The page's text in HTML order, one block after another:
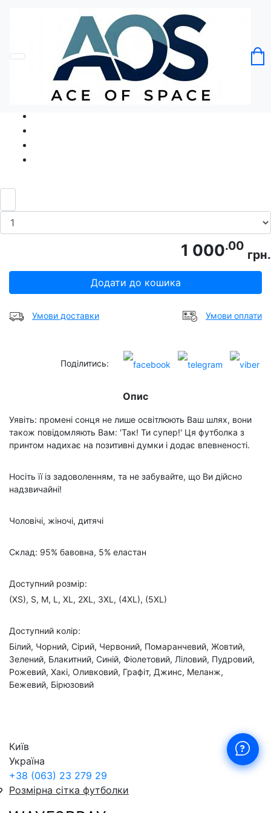
Без категорії
Футболка ОК Сонце на позитиві
Код товару: Ace5057
1 000.00
грн.
Додати до кошика
Умови доставки Умови оплати
Поділитись:
Опис
Уявіть: промені сонця не лише освітлюють Ваш шлях, вони
також повідомляють Вам: 'Так! Ти супер!' Ця футболка з
принтом надихає на позитивні думки і додає впевненості.
Носіть її із задоволенням, та не забувайте, що Ви дійсно
надзвичайні!
Чоловічі, жіночі, дитячі
Склад: 95% бавовна, 5% еластан
Доступний розмір:
(XS), S, M, L, XL, 2XL, 3XL, (4XL), (5XL)
Доступний колір:
Білий, Чорний, Сірий, Червоний, Помаранчевий, Жовтий,
Зелений, Блакитний, Синій, Фіолетовий, Ліловий, Пудровий,
Рожевий, Хакі, Оливковий, Графіт, Джинс, Меланж,
Бежевий, Бірюзовий
Київ
Україна
+38 (063) 23 279 29
Розмірна сітка футболки